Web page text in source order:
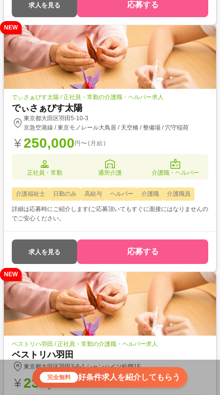
求人を見る 応募する
NEW
でぃさぁびす太陽 / 正社員・常勤の介護職・ヘルパー求人
でぃさぁびす太陽
東京都大田区羽田5-10-3
京急空港線 / 東京モノレール大鳥居 / 天空橋 / 整備場 / 穴守稲荷
250,000 円〜(月給)
正社員・常勤 通所介護 介護職・ヘルパー
介護福祉士 日勤のみ 高給与 ヘルパー 介護職 介護職員
詳細は応募時にご紹介します(ご応募頂いてもすぐに面接にはなりませんの
でご安心ください。
求人を見る 応募する
NEW
ベストリハ羽田 / 正社員・常勤の介護職・ヘルパー求人
ベストリハ羽田
東京都大田区羽田3-6-1 シャンハイツ松輝1F
234,500円〜(月給)
完全無料 好条件求人を紹介してもらう